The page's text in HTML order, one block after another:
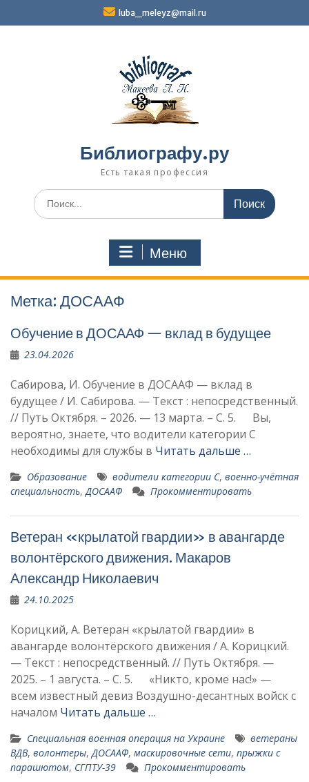
luba_meleyz@mail.ru
Библиографу.ру
Есть такая профессия
Поиск
по:
Меню
Метка: ДОСААФ
Обучение в ДОСААФ — вклад в будущее
23.04.2026
Сабирова, И. Обучение в ДОСААФ — вклад в
будущее / И. Сабирова. — Текст : непосредственный.
// Путь Октября. – 2026. — 13 марта. – С. 5. Вы,
вероятно, знаете, что водители ка­тегории С
необходимы для службы в Читать дальше …
Образование водители категории С, военно-учётная
специальность,ДОСААФ Прокомментировать
Ветеран «крылатой гвардии» в авангарде
волонтёрского движения. Макаров
Александр Николаевич
24.10.2025
Корицкий, А. Ветеран «крылатой гвардии» в
авангарде волонтёрского движения / А. Корицкий.
— Текст : непосредственный. // Путь Октября. —
2025. – 1 августа. – С. 5. «Никто, кроме нас!» —
всем известный девиз Воздушно-десантных войск с
началом Читать дальше …
Специальная военная операция на Украине
ветераны
ВДВ, волонтеры,ДОСААФ, маски­ровочные сети, прыжки с
парашютом, СГПТУ-39 Прокомментировать